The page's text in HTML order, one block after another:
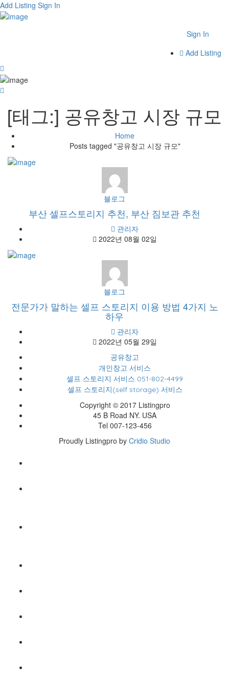
Add Listing Sign In
Sign In
Add Listing
[태그:] 공유창고 시장 규모
Home
Posts tagged "공유창고 시장 규모"
블로그
부산 셀프스토리지 추천, 부산 짐보관 추천
관리자
2022년 08월 02일
블로그
전문가가 말하는 셀프 스토리지 이용 방법 4가지 노
하우
관리자
2022년 05월 29일
공유창고
개인창고 서비스
셀프 스토리지 서비스 051-802-4499
셀프 스토리지(self storage) 서비스
Copyright © 2017 Listingpro
45 B Road NY. USA
Tel 007-123-456
Proudly Listingpro by Cridio Studio